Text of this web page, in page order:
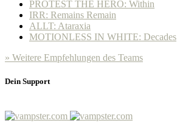
PROTEST THE HERO: Within
IRR: Remains Remain
ALLT: Ataraxia
MOTIONLESS IN WHITE: Decades
» Weitere Empfehlungen des Teams
Dein Support